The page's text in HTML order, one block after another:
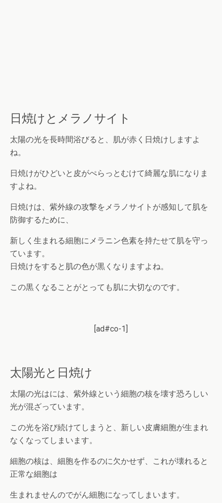
日焼けとメラノサイト
太陽の光を長時間浴びると、肌が赤く日焼けしますよ
ね。
日焼けがひどいと皮がぺらっとむけて綺麗な肌になりま
すよね。
日焼けは、紫外線の攻撃をメラノサイトが感知して肌を
防御するために、
新しく生まれる細胞にメラニン色素を持たせて肌を守っ
ています。
日焼けをすると肌の色が黒くなりますよね。
この黒くなることがとっても肌に大切なのです。
[ad#co-1]
太陽光と日焼け
太陽の光はには、紫外線という細胞の核を壊す恐ろしい
光が混ざっています。
この光を浴び続けてしまうと、新しい皮膚細胞が生まれ
なくなってしまいます。
細胞の核は、細胞を作るのに欠かせず、これが壊れると
正常な細胞は
生まれませんのでがん細胞になってしまいます。